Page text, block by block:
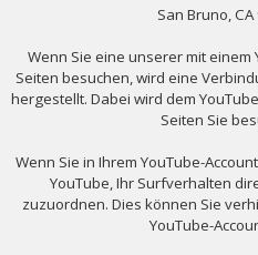
San Bruno,
Wenn Sie eine unserer mit
Seiten besuchen, wird eine
hergestellt. Dabei wird dem
Seiten Sie
Wenn Sie in Ihrem YouTube-
YouTube, Ihr Surfverhalten
zuzuordnen. Dies können Sie
YouTube-